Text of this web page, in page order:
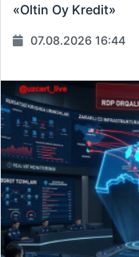
«Oltin Oy Kredit»
07.08.2026 16:44